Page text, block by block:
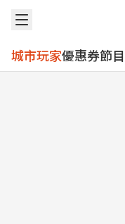
城市玩家優惠券節目